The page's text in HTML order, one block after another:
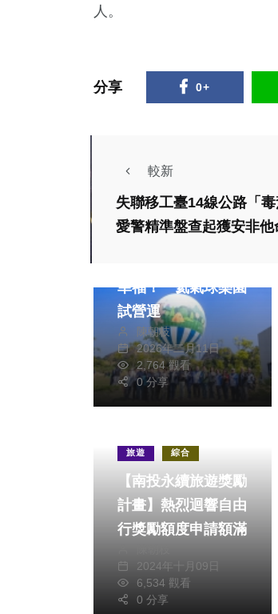
人。
分享 0+
較新
失聯移工臺14線公路「
愛警精準盤查起獲安非他
熱門 旅遊
幸福！ 氦氣球樂園
試營運
陳朝枝
2026年二月11日
2,764 觀看
0 分享
旅遊 綜合
【南投永續旅遊獎勵
計畫】熱烈迴響自由
行獎勵額度申請額滿
2024年十月09日
6,534 觀看
0 分享